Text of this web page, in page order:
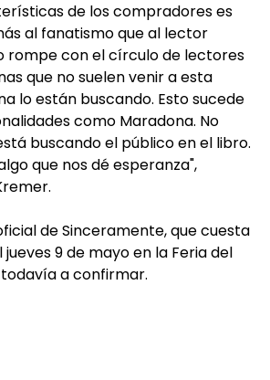
de los compradores es
al fanatismo que al lector
rompe con el círculo de lectores
que no suelen venir a esta
lo están buscando. Esto sucede
como Maradona. No
buscando el público en el libro.
que nos dé esperanza",
de Sinceramente, que cuesta
jueves 9 de mayo en la Feria del
todavía a confirmar.